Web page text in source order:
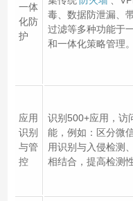
一体
化防
护
毒、数据防泄漏、
过滤等多种功能于
和一体化策略管理。
应用
识别
与管
控
识别500+应用，访
能，例如：区分微
用识别与入侵检测
相结合，提高检测